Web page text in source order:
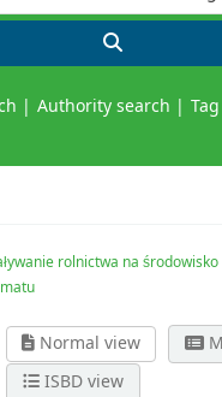
Authority search
rolnictwa na
Normal view
ISBD view